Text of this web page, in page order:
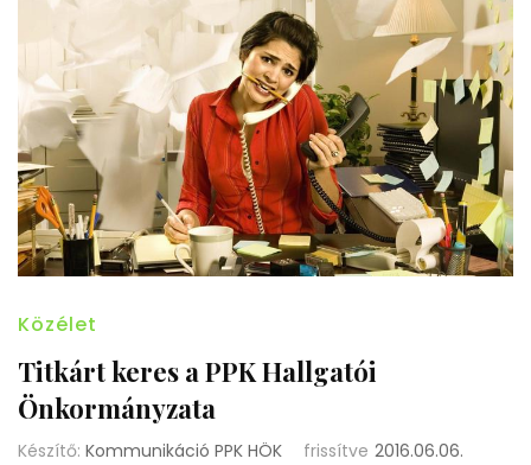
Közélet
Titkárt keres a PPK Hallgatói
Önkormányzata
Készítő: Kommunikáció PPK HÖK frissítve 2016.06.06.